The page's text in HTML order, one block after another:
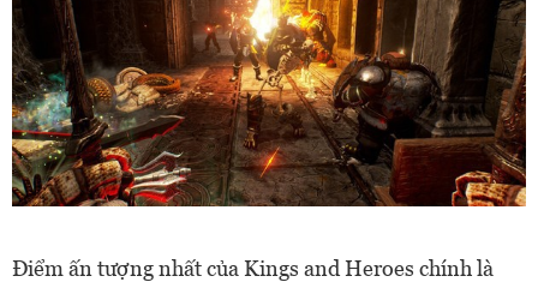
Điểm ấn tượng nhất của Kings and Heroes chính là